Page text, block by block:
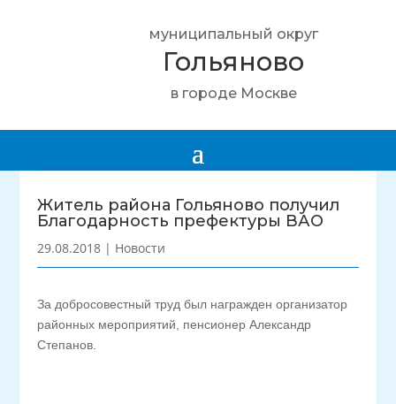
муниципальный округ
Гольяново
в городе Москве
Житель района Гольяново получил
Благодарность префектуры ВАО
29.08.2018 | Новости
За добросовестный труд был награжден организатор
районных мероприятий, пенсионер Александр
Степанов.